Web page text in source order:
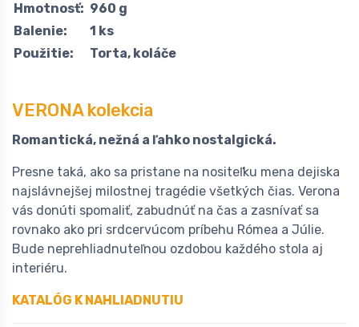
Hmotnosť: 960 g
Balenie:
1 ks
Použitie:
Torta, koláče
VERONA kolekcia
Romantická, nežná a ľahko nostalgická.
Presne taká, ako sa pristane na nositeľku mena dejiska
najslávnejšej milostnej tragédie všetkých čias. Verona
vás donúti spomaliť, zabudnúť na čas a zasnívať sa
rovnako ako pri srdcervúcom príbehu Rómea a Júlie.
Bude neprehliadnuteľnou ozdobou každého stola aj
interiéru.
KATALÓG K NAHLIADNUTIU